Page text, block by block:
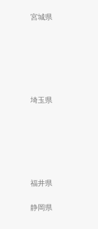
宮城県
埼玉県
福井県
静岡県